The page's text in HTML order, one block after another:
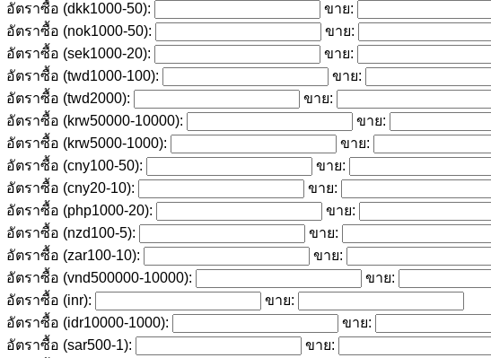
อัตราซื้อ (dkk1000-50):
ขาย:
อัตราซื้อ (nok1000-50):
ขาย:
อัตราซื้อ (sek1000-20):
ขาย:
อัตราซื้อ (twd1000-100):
ขาย:
อัตราซื้อ (twd2000):
ขาย:
อัตราซื้อ (krw50000-10000):
ขาย:
อัตราซื้อ (krw5000-1000):
ขาย:
อัตราซื้อ (cny100-50):
ขาย:
อัตราซื้อ (cny20-10):
ขาย:
อัตราซื้อ (php1000-20):
ขาย:
อัตราซื้อ (nzd100-5):
ขาย:
อัตราซื้อ (zar100-10):
ขาย:
อัตราซื้อ (vnd500000-10000):
ขาย:
อัตราซื้อ (inr):
ขาย:
อัตราซื้อ (idr10000-1000):
ขาย:
อัตราซื้อ (sar500-1):
ขาย: